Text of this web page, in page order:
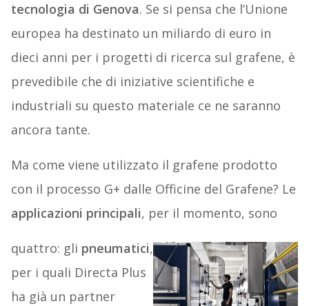
tecnologia di Genova. Se si pensa che l’Unione
europea ha destinato un miliardo di euro in
dieci anni per i progetti di ricerca sul grafene, è
prevedibile che di iniziative scientifiche e
industriali su questo materiale ce ne saranno
ancora tante.
Ma come viene utilizzato il grafene prodotto
con il processo G+ dalle Officine del Grafene? Le
applicazioni principali, per il momento, sono
quattro: gli pneumatici,
per i quali Directa Plus
ha già un partner